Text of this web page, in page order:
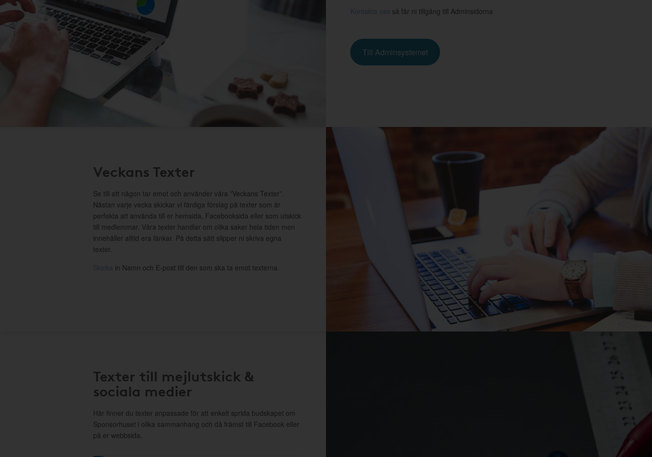
Kontakta oss så får ni tillgång till Adminsidorna
Till Adminsystemet
Veckans Texter
Se till att någon tar emot och använder våra ”Veckans Texter”.
Nästan varje vecka skickar vi färdiga förslag på texter som är
perfekta att använda till er hemsida, Facebooksida eller som utskick
till medlemmar. Våra texter handlar om olika saker hela tiden men
innehåller alltid era länkar. På detta sätt slipper ni skriva egna
texter.
Skicka in Namn och E-post till den som ska ta emot texterna.
Texter till mejlutskick &
sociala medier
Här finner du texter anpassade för att enkelt sprida budskapet om
Sponsorhuset i olika sammanhang och då främst till Facebook eller
på er webbsida.